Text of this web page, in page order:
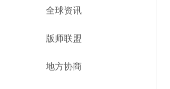
全球资讯
版师联盟
地方协商